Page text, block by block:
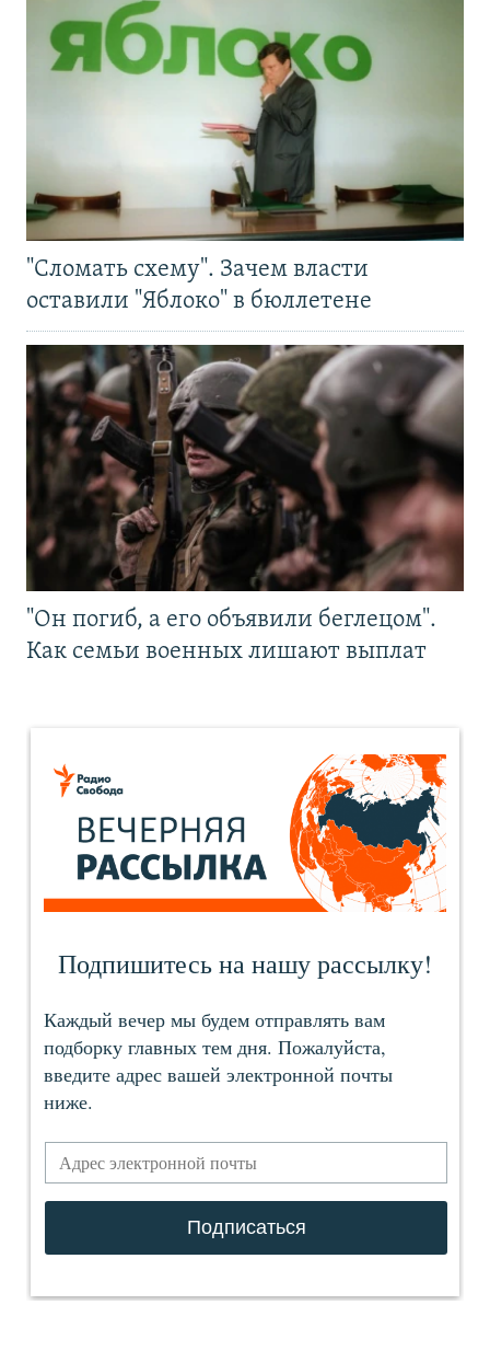
"Сломать схему". Зачем власти
оставили "Яблоко" в бюллетене
"Он погиб, а его объявили беглецом".
Как семьи военных лишают выплат